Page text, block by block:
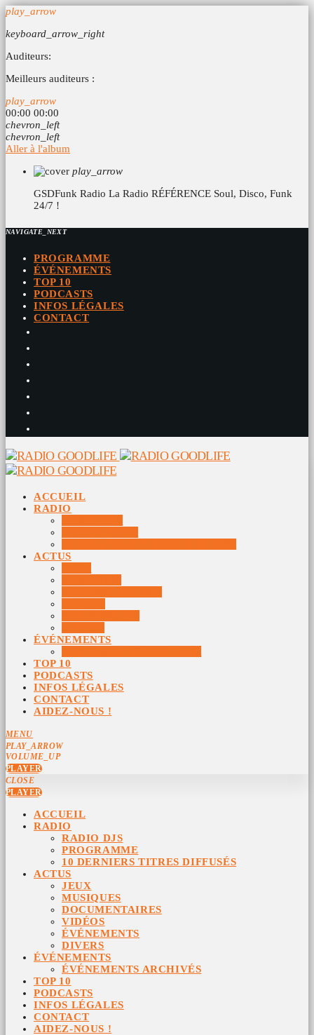
play_arrow
keyboard_arrow_right
Auditeurs:
Meilleurs auditeurs :
play_arrow
00:00 00:00
chevron_left
chevron_left
Aller à l'album
play_arrow
GSDFunk Radio La Radio RÉFÉRENCE Soul, Disco, Funk
24/7 !
NAVIGATE_NEXT
PROGRAMME
ÉVÉNEMENTS
TOP 10
PODCASTS
INFOS LÉGALES
CONTACT
ACCUEIL
RADIO
ACTUS
ÉVÉNEMENTS
TOP 10
PODCASTS
INFOS LÉGALES
CONTACT
AIDEZ-NOUS !
MENU
PLAY_ARROW
VOLUME_UP
PLAYER
CLOSE
PLAYER
ACCUEIL
RADIO
RADIO DJS
PROGRAMME
10 DERNIERS TITRES DIFFUSÉS
ACTUS
JEUX
MUSIQUES
DOCUMENTAIRES
VIDÉOS
ÉVÉNEMENTS
DIVERS
ÉVÉNEMENTS
ÉVÉNEMENTS ARCHIVÉS
TOP 10
PODCASTS
INFOS LÉGALES
CONTACT
AIDEZ-NOUS !